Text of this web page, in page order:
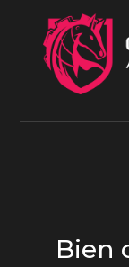
content
Cheval
Amour et
Bien